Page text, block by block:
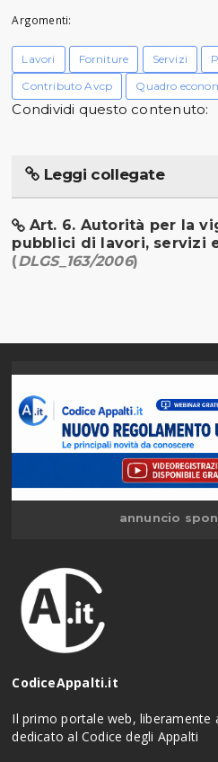
Argomenti:
Lavori Forniture Servizi
Contributo Avcp
Quadro
Condividi questo contenuto:
Leggi collegate
Art. 6. Autorità per la
pubblici di lavori, servizi
(DLGS_163/2006)
annuncio
CodiceAppalti.it
Il primo portale web, liberamente
dedicato al Codice degli Appalti